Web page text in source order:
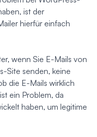
ist der
hierfür einfach
wenn Sie E-Mails von
Site senden, keine
die E-Mails wirklich
ein Problem, da
haben, um legitime